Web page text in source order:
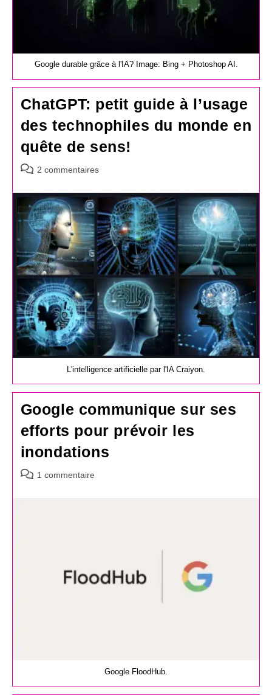
Google durable grâce à l'IA? Image: Bing + Photoshop AI.
ChatGPT: petit guide à l’usage
des technophiles du monde en
quête de sens!
Commentaires
la
publication :
2 commentaires
L'intelligence artificielle par l'IA Craiyon.
Google communique sur ses
efforts pour prévoir les
inondations
Commentaires
1 commentaire
Google FloodHub.